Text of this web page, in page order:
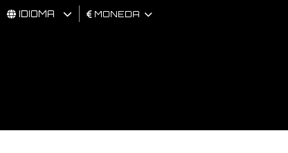
IDIOMA MONEDA